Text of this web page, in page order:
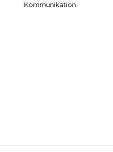
Kommunikation